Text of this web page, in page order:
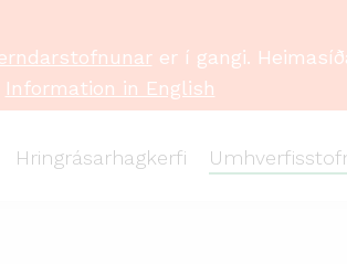
Hringrásarhagkerfi
er í gangi.
Information in English